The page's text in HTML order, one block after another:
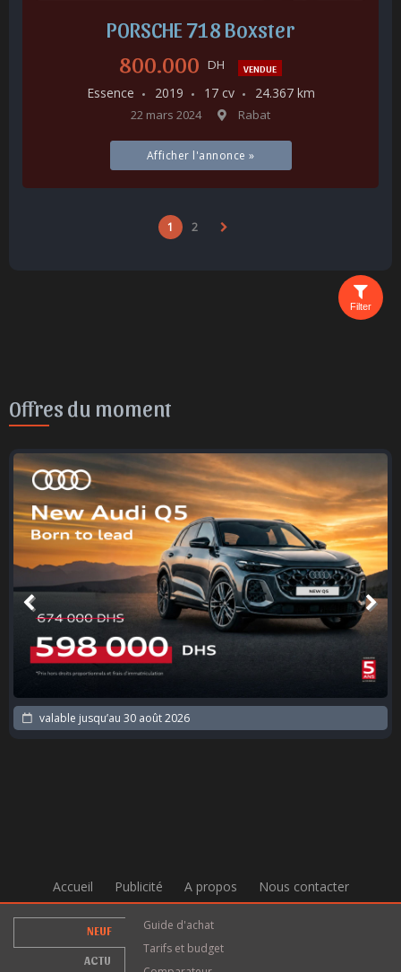
PORSCHE 718 Boxster
800.000 DH VENDUE
Essence 2019 17 cv 24.367 km
22 mars 2024 Rabat
Afficher l'annonce »
1 2
Filter
Offres du moment
valable jusqu’au 30 août 2026
Accueil Publicité A propos Nous contacter
NEUF
ACTU
Guide d'achat
Tarifs et budget